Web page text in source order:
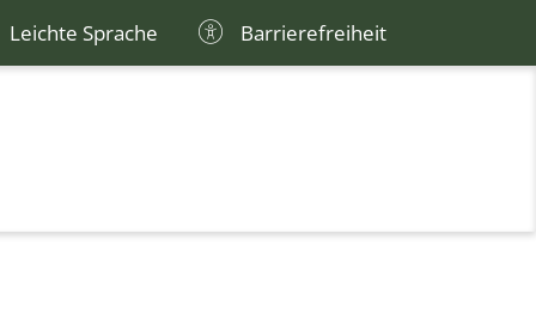
Leichte Sprache Barrierefreiheit